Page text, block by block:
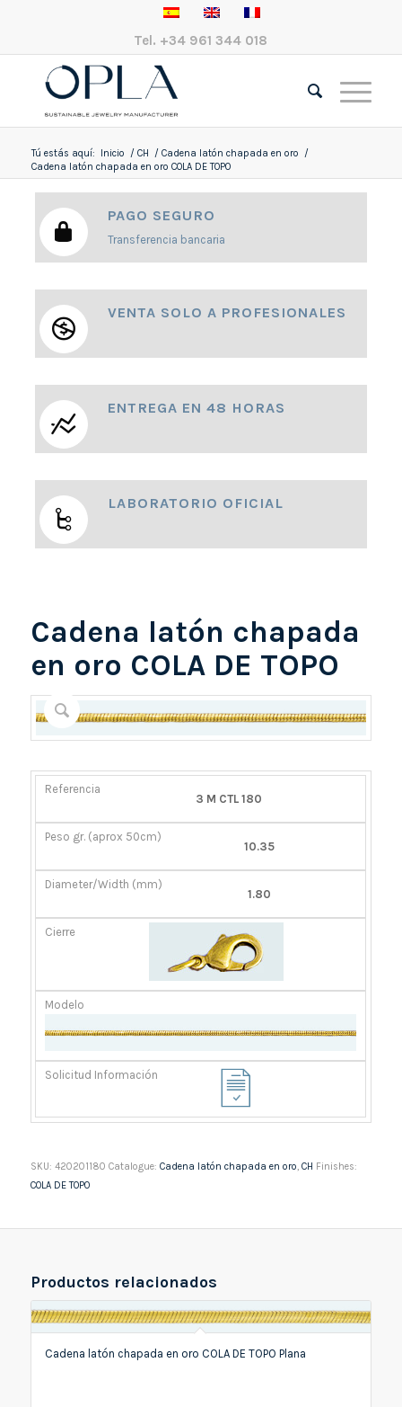
Tel. +34 961 344 018
Tú estás aquí: Inicio / CH / Cadena latón chapada en oro
/
Cadena latón chapada en oro COLA DE TOPO
PAGO SEGURO
Transferencia bancaria
VENTA SOLO A PROFESIONALES
ENTREGA EN 48 HORAS
LABORATORIO OFICIAL
Cadena latón chapada
en oro COLA DE TOPO
REFERENCIA
(APROX
DIÁMETRO/ANCHO
3 M CTL 180
10.35
1.80
SKU: 420201180 Catalogue: Cadena latón chapada en oro CH Finishes:
COLA DE TOPO
Productos relacionados
Cadena latón chapada en oro COLA DE TOPO Plana